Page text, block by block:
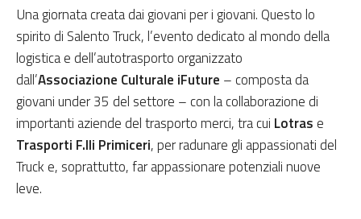
Una giornata creata dai giovani per i giovani. Questo lo
spirito di Salento Truck, l’evento dedicato al mondo della
logistica e dell’autotrasporto organizzato
dall’Associazione Culturale iFuture – composta da
giovani under 35 del settore – con la collaborazione di
importanti aziende del trasporto merci, tra cui Lotras e
Trasporti F.lli Primiceri, per radunare gli appassionati del
Truck e, soprattutto, far appassionare potenziali nuove
leve.